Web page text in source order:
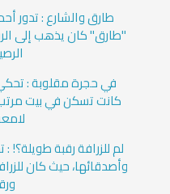
طارق والشارع :
"طارق" كان يذهب إلى
في حجرة مقلوبة :
كانت تسكن في بيت
لم للزرافة رقبة
وأصدقائها، حيث كان